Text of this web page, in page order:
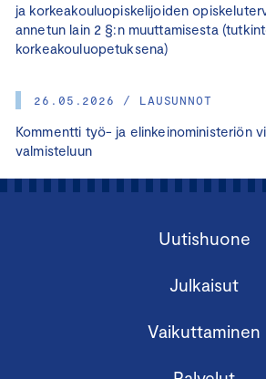
ja korkeakouluopiskelijoiden
annetun lain 2 §:n muuttamisesta
korkeakouluopetuksena)
26.05.2026 / LAUSUNNOT
Kommentti työ- ja elinkeinoministeriön
valmisteluun
Uutishuone
Julkaisut
Vaikuttaminen